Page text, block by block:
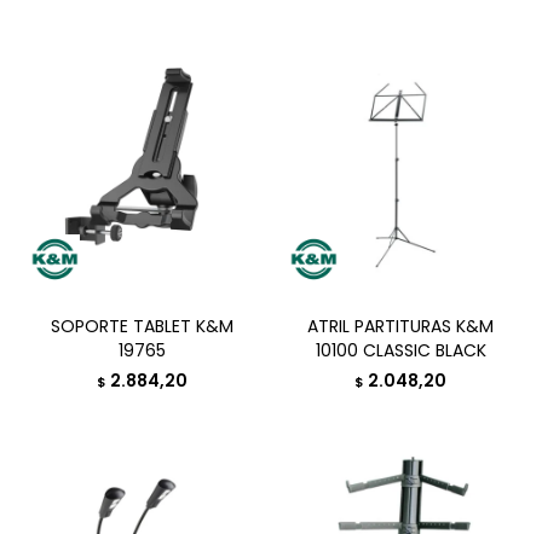
SOPORTE TABLET K&M
19765
$ 2.884,20
ATRIL PARTITURAS K&M
10100 CLASSIC BLACK
$ 2.048,20